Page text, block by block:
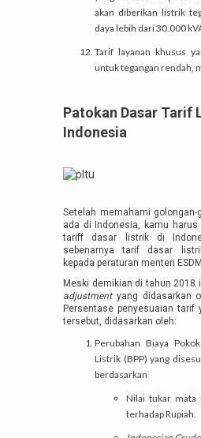
akan diberikan listrik
daya lebih dari 30.000
Tarif layanan khusus
untuk tegangan rendah,
Patokan Dasar Tarif
Indonesia
Setelah memahami
ada di Indonesia, kamu harus
tariff dasar listrik di
sebenarnya tarif dasar
kepada peraturan menteri
Meski demikian di tahun 2018
adjustment yang didasarkan
Persentase penyesuaian tarif
tersebut, didasarkan oleh:
Perubahan Biaya
Listrik (BPP) yang
berdasarkan
Nilai tukar mata
terhadap Rupiah.